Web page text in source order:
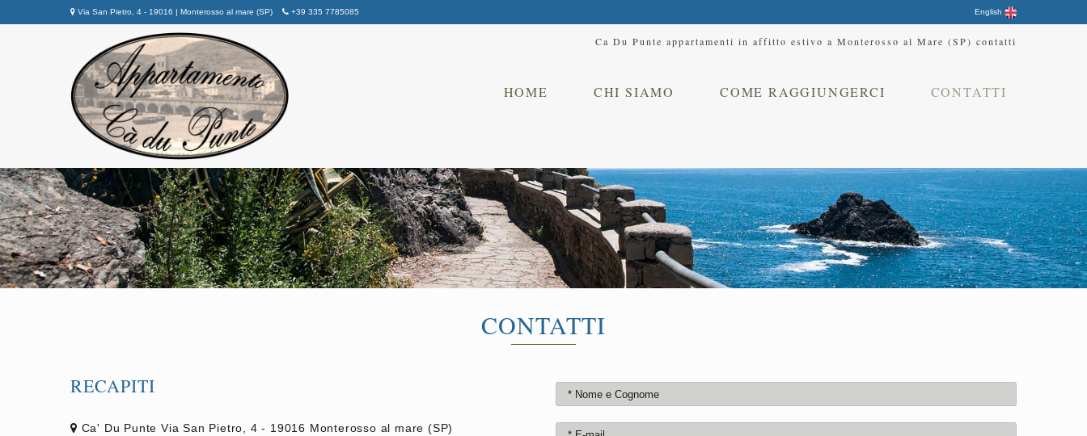
Via San Pietro, 4 - 19016 | Monterosso al mare (SP) +39 335 7785085 English
Ca Du Punte appartamenti in affitto estivo a Monterosso al Mare (SP) contatti
HOME CHI SIAMO COME RAGGIUNGERCI CONTATTI
CONTATTI
RECAPITI
Ca' Du Punte Via San Pietro, 4 - 19016 Monterosso al mare (SP)